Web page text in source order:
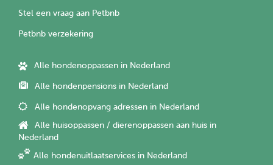
Stel een vraag aan Petbnb
Petbnb verzekering
Alle hondenoppassen in Nederland
Alle hondenpensions in Nederland
Alle hondenopvang adressen in Nederland
Alle huisoppassen / dierenoppassen aan huis in
Nederland
Alle hondenuitlaatservices in Nederland